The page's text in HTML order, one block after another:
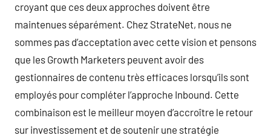
croyant que ces deux approches doivent être
maintenues séparément. Chez StrateNet, nous ne
sommes pas d’acceptation avec cette vision et pensons
que les Growth Marketers peuvent avoir des
gestionnaires de contenu très efficaces lorsqu’ils sont
employés pour compléter l’approche Inbound. Cette
combinaison est le meilleur moyen d’accroître le retour
sur investissement et de soutenir une stratégie